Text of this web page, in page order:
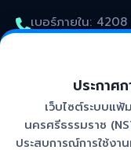
เบอร์ภายใน:
ประกาศ
เว็บไซต์ระบบแ
นครศรีธรรมราช
ประสบการณ์การใช้งา